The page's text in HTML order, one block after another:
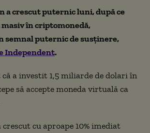
a crescut puternic luni, după ce
în criptomonedă,
semnal puternic de susținere,
Independent.
că a investit 1,5 miliarde de dolari în
să accepte moneda virtuală ca
cu aproape 10% imediat